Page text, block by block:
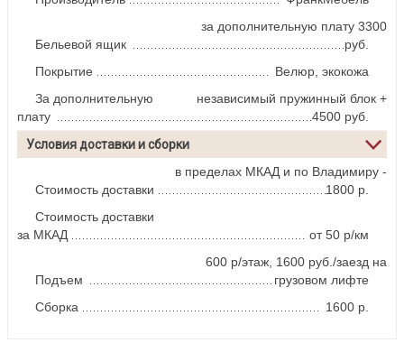
Бельевой ящик
за дополнительную плату 3300
руб.
Покрытие
Велюр, экокожа
За дополнительную
плату
независимый пружинный блок +
4500 руб.
Условия доставки и сборки
Стоимость доставки
в пределах МКАД и по Владимиру -
1800 р.
Стоимость доставки
за МКАД
от 50 р/км
Подъем
600 р/этаж, 1600 руб./заезд на
грузовом лифте
Сборка
1600 р.